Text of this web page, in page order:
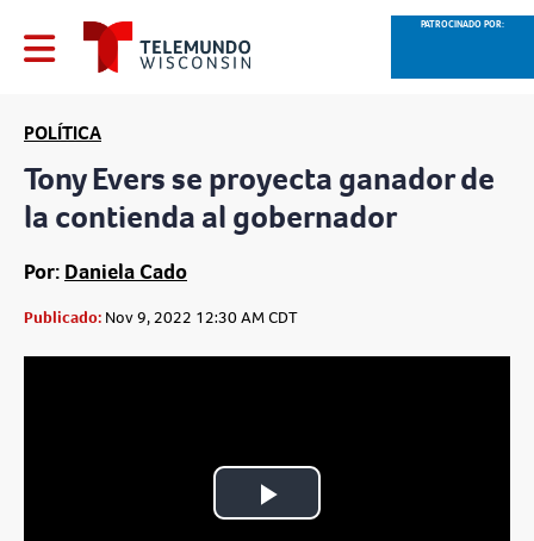
PATROCINADO POR:
POLÍTICA
Tony Evers se proyecta ganador de
la contienda al gobernador
Por: Daniela Cado
Publicado: Nov 9, 2022 12:30 AM CDT
Play